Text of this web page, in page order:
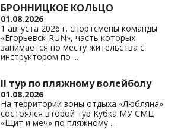
БРОННИЦКОЕ КОЛЬЦО
01.08.2026
1 августа 2026 г. спортсмены команды
«Егорьевск-RUN», часть которых
занимается по месту жительства с
инструктором по ...
II тур по пляжному волейболу
01.08.2026
На территории зоны отдыха «Любляна»
состоялся второй тур Кубка МУ СМЦ
«Щит и меч» по пляжному ...